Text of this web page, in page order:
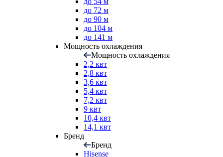
до 72 м
до 90 м
до 104 м
до 141 м
Мощность охлаждения
Мощность охлаждения
2,2 квт
2,8 квт
3,6 квт
5,4 квт
7,2 квт
9 квт
10,4 квт
14,1 квт
Бренд
Бренд
Hisense